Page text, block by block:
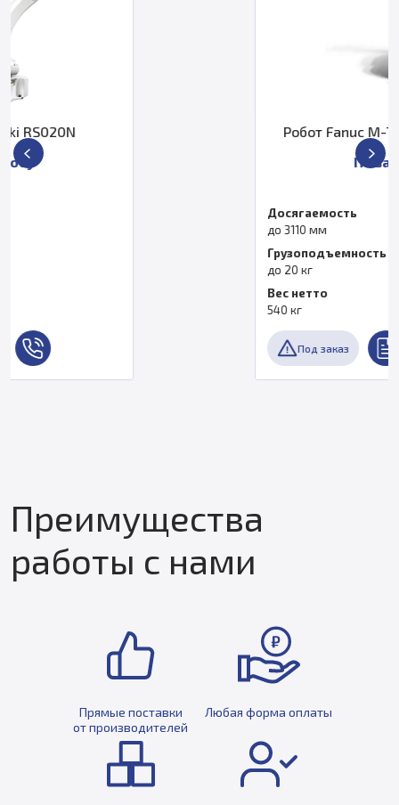
Робот Fanuc M-710iC/20L (M-710)
Преимущества
работы с нами
Прямые поставки
от производителей
Любая форма оплаты